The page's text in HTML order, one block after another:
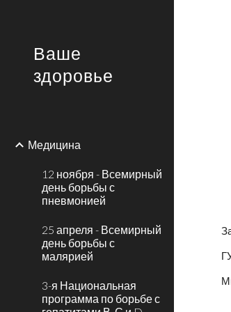
Ваше
здоровье
Медицина
12 ноября - Всемирный
день борьбы с
пневмонией
25 апреля - Всемирный
день борьбы с
малярией
3-я Национальная
программа по борьбе с